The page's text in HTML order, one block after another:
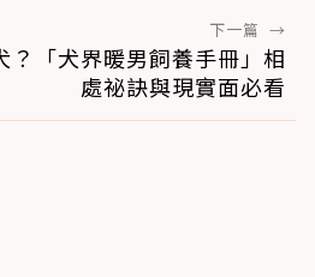
下一篇 →
？「犬界暖男飼養手冊」相
處祕訣與現實面必看